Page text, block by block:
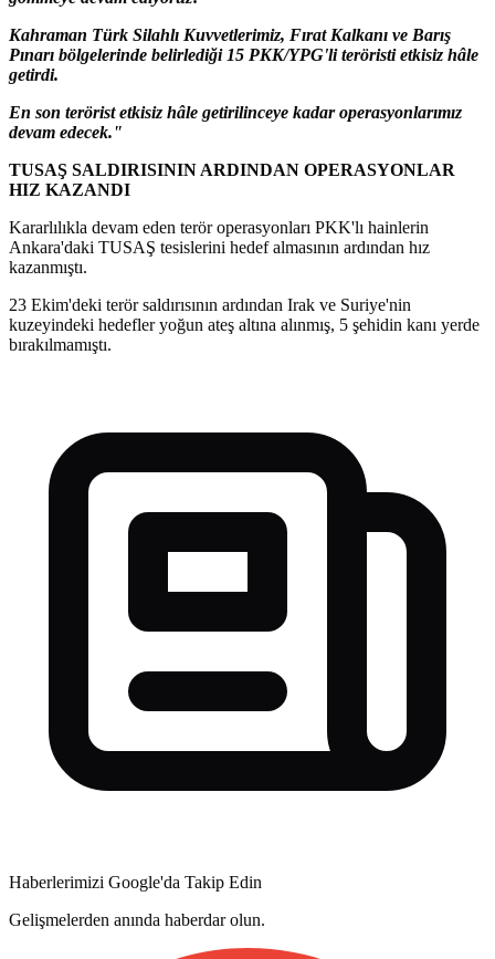
Kahraman Türk Silahlı Kuvvetlerimiz, Fırat Kalkanı ve Barış
Pınarı bölgelerinde belirlediği 15 PKK/YPG'li teröristi etkisiz hâle
getirdi.
En son terörist etkisiz hâle getirilinceye kadar operasyonlarımız
devam edecek."
TUSAŞ SALDIRISININ ARDINDAN OPERASYONLAR
HIZ KAZANDI
Kararlılıkla devam eden terör operasyonları PKK'lı hainlerin
Ankara'daki TUSAŞ tesislerini hedef almasının ardından hız
kazanmıştı.
23 Ekim'deki terör saldırısının ardından Irak ve Suriye'nin
kuzeyindeki hedefler yoğun ateş altına alınmış, 5 şehidin kanı yerde
bırakılmamıştı.
Haberlerimizi Google'da Takip Edin
Gelişmelerden anında haberdar olun.